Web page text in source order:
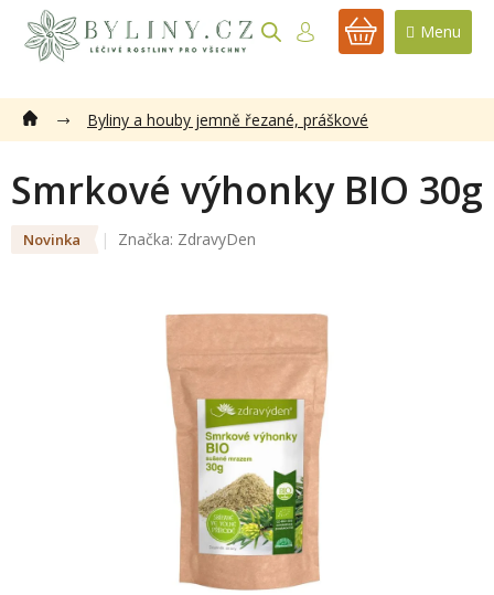
obsah
NÁKUPNÍ
Byliny a houby jemně řezané, práškové
Smrkové výhonky BIO 30g
Novinka Značka: ZdravyDen